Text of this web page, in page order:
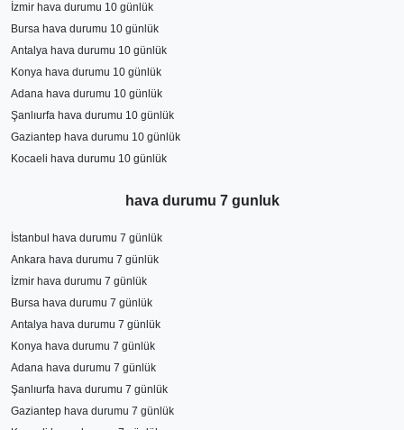
İzmir hava durumu 10 günlük
Bursa hava durumu 10 günlük
Antalya hava durumu 10 günlük
Konya hava durumu 10 günlük
Adana hava durumu 10 günlük
Şanlıurfa hava durumu 10 günlük
Gaziantep hava durumu 10 günlük
Kocaeli hava durumu 10 günlük
hava durumu 7 gunluk
İstanbul hava durumu 7 günlük
Ankara hava durumu 7 günlük
İzmir hava durumu 7 günlük
Bursa hava durumu 7 günlük
Antalya hava durumu 7 günlük
Konya hava durumu 7 günlük
Adana hava durumu 7 günlük
Şanlıurfa hava durumu 7 günlük
Gaziantep hava durumu 7 günlük